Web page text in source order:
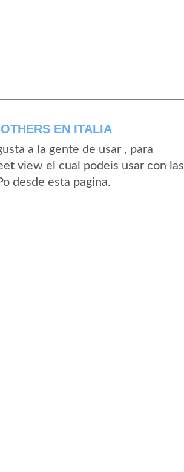
EN ITALIA
a la gente de usar , para
view el cual podeis usar con las
desde esta pagina.